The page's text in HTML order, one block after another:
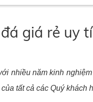
giá rẻ uy
nhiều năm kinh
tất cả các Quý khách